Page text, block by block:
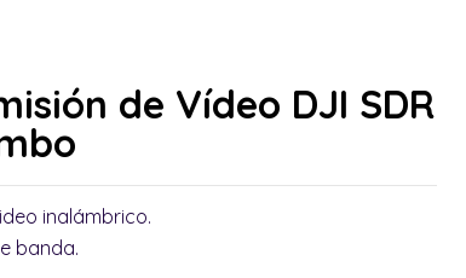
de Vídeo DJI SDR
inalámbrico.
banda.